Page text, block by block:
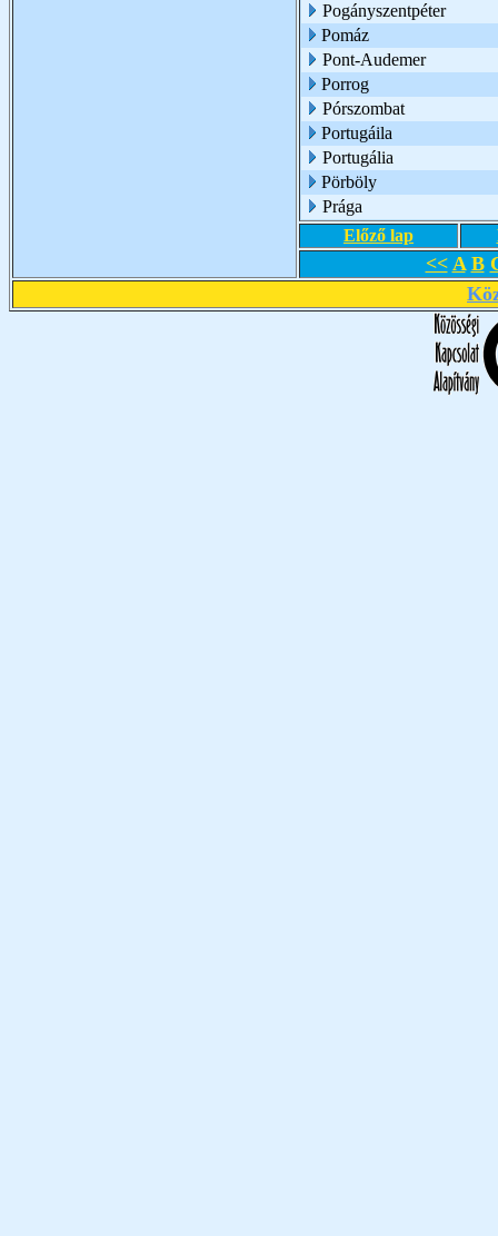
Pogányszentpéter
Pomáz
Pont-Audemer
Porrog
Pórszombat
Portugáila
Portugália
Pörböly
Prága
Előző lap
<< A B